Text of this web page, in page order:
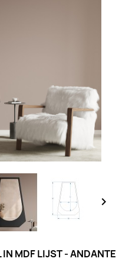

MDF LIJST - ANDANTE